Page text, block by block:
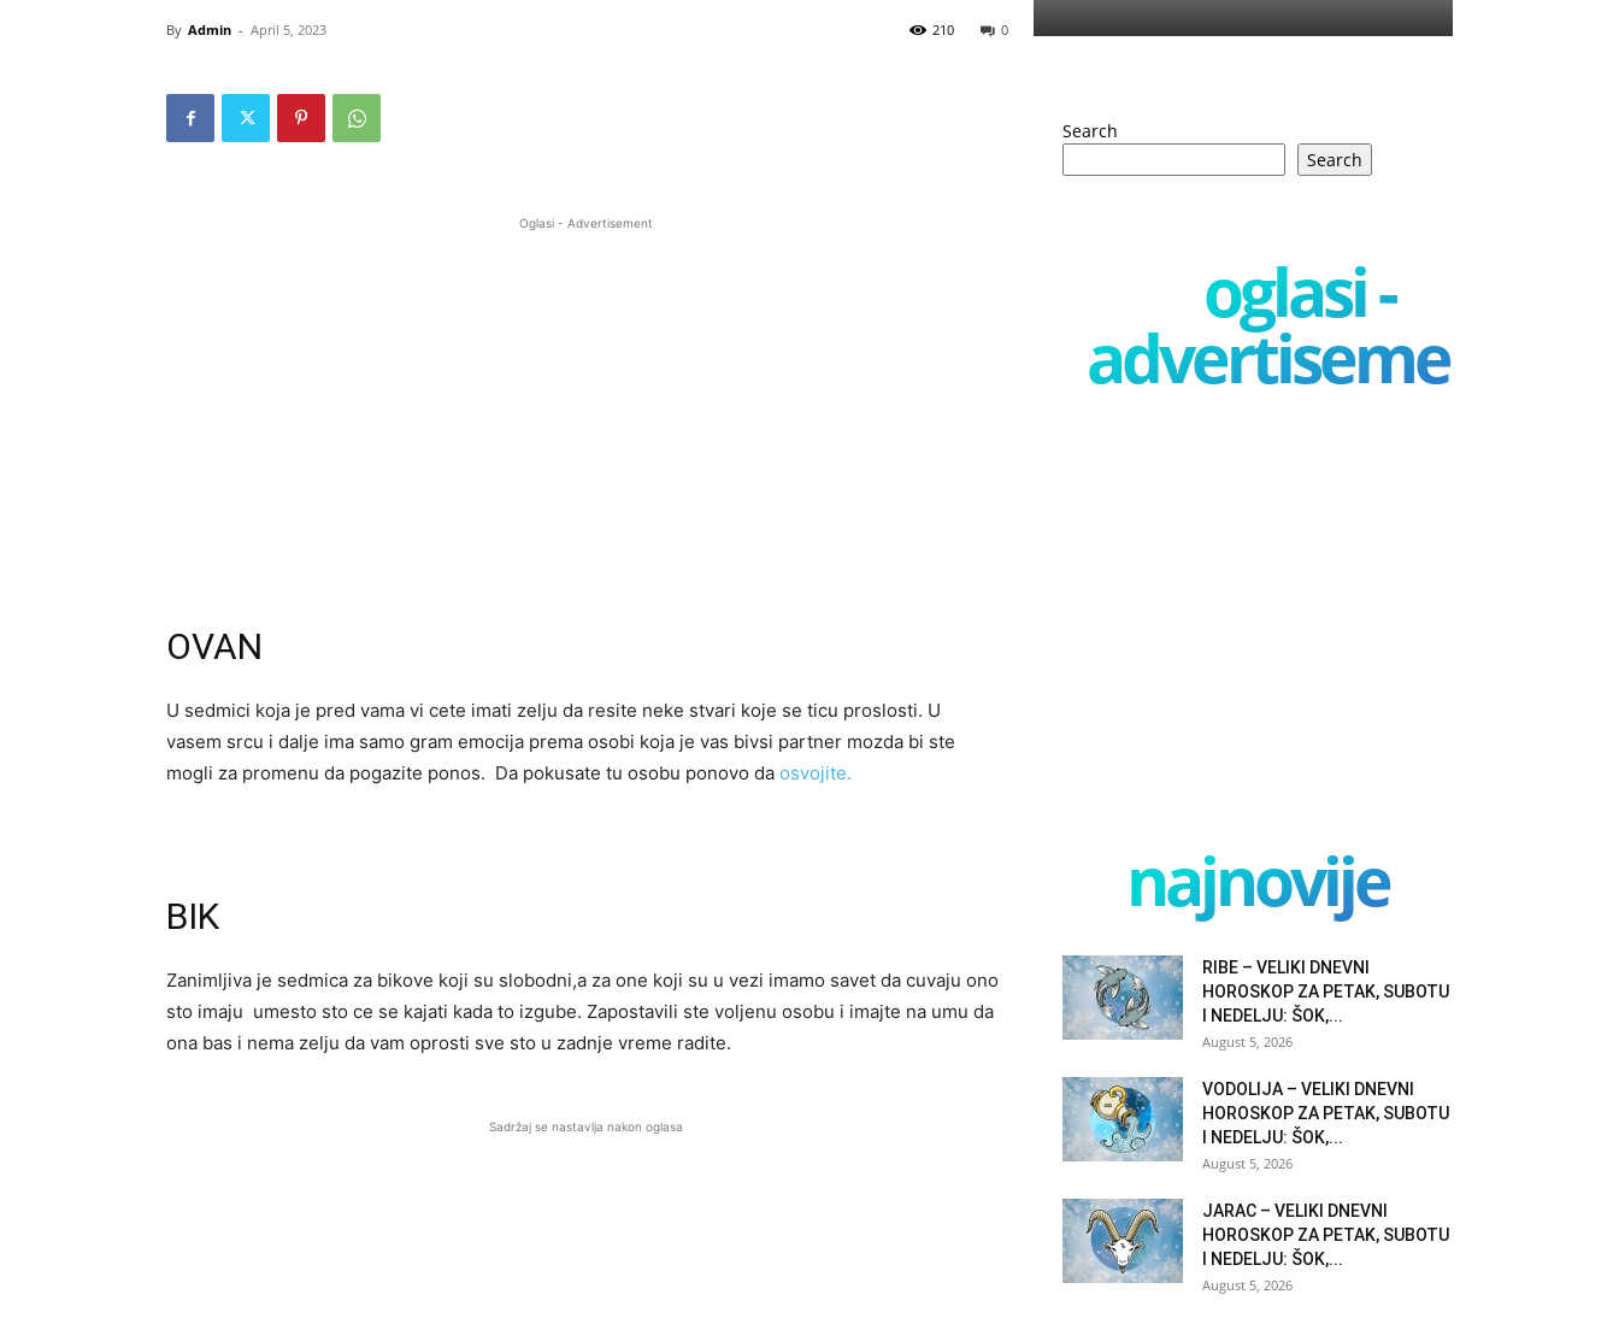
By Admin - April 5, 2023 0
210
Oglasi - Advertisement
OVAN
U sedmici koja je pred vama vi cete imati zelju da resite neke stvari koje se ticu proslosti. U
vasem srcu i dalje ima samo gram emocija prema osobi koja je vas bivsi partner mozda bi ste
mogli za promenu da pogazite ponos. Da pokusate tu osobu ponovo da osvojite.
BIK
Zanimljiva je sedmica za bikove koji su slobodni,a za one koji su u vezi imamo savet da cuvaju ono
sto imaju umesto sto ce se kajati kada to izgube. Zapostavili ste voljenu osobu i imajte na umu da
ona bas i nema zelju da vam oprosti sve sto u zadnje vreme radite.
Sadržaj se nastavlja nakon oglasa
Search
Search
oglasi -
advertisement
najnovije
RIBE – VELIKI DNEVNI
HOROSKOP ZA PETAK, SUBOTU
I NEDELJU: ŠOK,...
August 5, 2026
VODOLIJA – VELIKI DNEVNI
HOROSKOP ZA PETAK, SUBOTU
I NEDELJU: ŠOK,...
August 5, 2026
JARAC – VELIKI DNEVNI
HOROSKOP ZA PETAK, SUBOTU
I NEDELJU: ŠOK,...
August 5, 2026